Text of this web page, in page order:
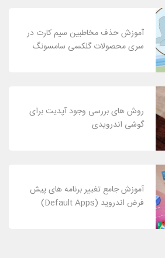
آموزش حذف مخاطبین سیم کارت در
سری محصولات گلکسی سامسونگ
روش های بررسی وجود آپدیت برای
گوشی اندرویدی
آموزش جامع تغییر برنامه های پیش
فرض اندروید (Default Apps)